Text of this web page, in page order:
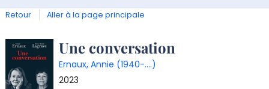
Retour Aller à la page principale
Détail
document
Une conversation
Ernaux, Annie (1940-....)
2023